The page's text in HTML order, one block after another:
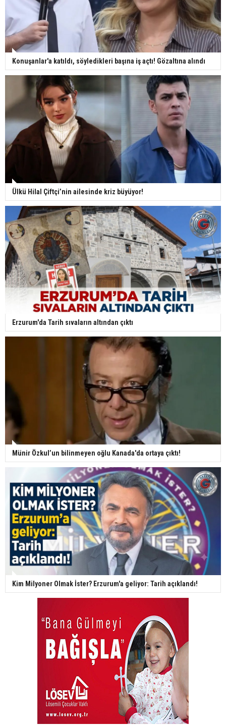
Konuşanlar'a katıldı, söyledikleri başına iş açtı! Gözaltına alındı
Ülkü Hilal Çiftçi’nin ailesinde kriz büyüyor!
Erzurum'da Tarih sıvaların altından çıktı
Münir Özkul’un bilinmeyen oğlu Kanada'da ortaya çıktı!
Kim Milyoner Olmak İster? Erzurum'a geliyor: Tarih açıklandı!